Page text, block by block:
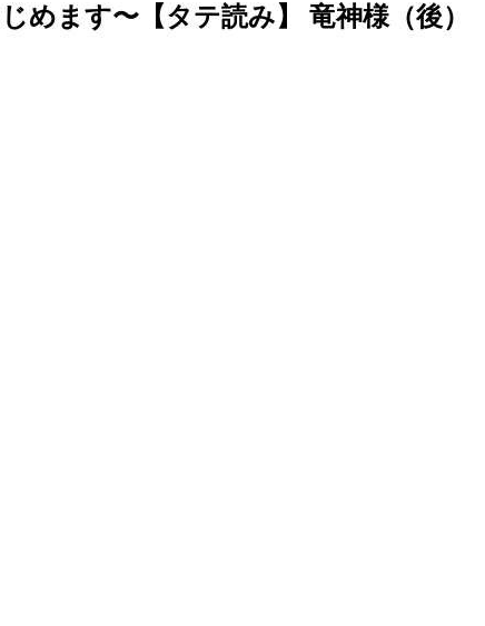
めます〜【タテ読み】 竜神様（後）